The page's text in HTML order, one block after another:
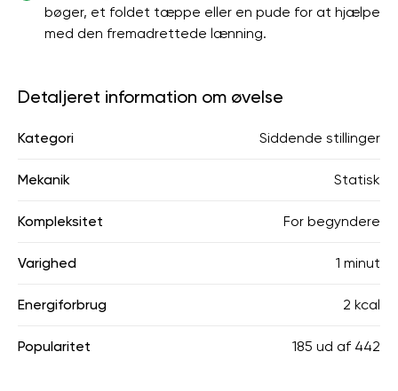
bøger, et foldet tæppe eller en pude for at hjælpe
med den fremadrettede lænning.
Detaljeret information om øvelse
Kategori Siddende stillinger
Mekanik Statisk
Kompleksitet For begyndere
Varighed 1 minut
Energiforbrug 2 kcal
Popularitet 185 ud af 442